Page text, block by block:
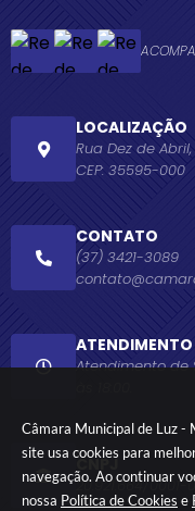
Câmara Municipal de Luz -
site usa cookies para
navegação. Ao continuar
nossa Política de Cookies e
LOCALIZAÇÃO
Rua Dez de
CEP: 35595-000
CONTATO
(37) 3421-3089
ATENDIMENTO
Atendimento de
CNPJ
20.921.664/0001-